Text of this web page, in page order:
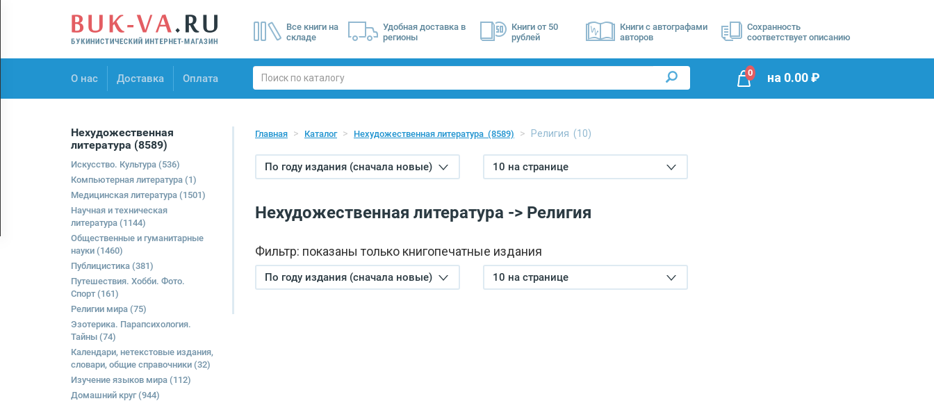
Все книги на
складе
Удобная доставка в
регионы
Книги от 50
рублей
Книги с автографами
авторов
Сохранность
соответствует описанию
О нас Доставка Оплата
О нас
0 на 0.00₽
Нехудожественная
литература (8589)
Искусство. Культура (536)
Компьютерная литература (1)
Медицинская литература (1501)
Научная и техническая
литература (1144)
Общественные и гуманитарные
науки (1460)
Публицистика (381)
Путешествия. Хобби. Фото.
Спорт(161)
Религии мира (75)
Эзотерика. Парапсихология.
Тайны (74)
Календари, нетекстовые издания,
словари, общие справочники (32)
Изучение языков мира (112)
Домашний круг(944)
Главная Каталог Нехудожественная литература (8589) Религия (10)
По году издания (сначала новые) 10 на странице
Нехудожественная литература -> Религия
Фильтр: показаны только книгопечатные издания
По году издания (сначала новые) 10 на странице